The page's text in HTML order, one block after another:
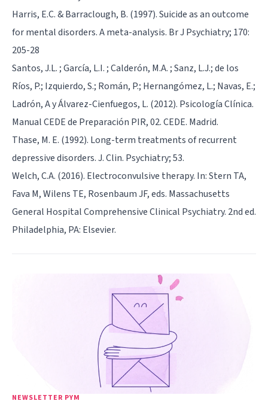
Harris, E.C. & Barraclough, B. (1997). Suicide as an outcome
for mental disorders. A meta-analysis. Br J Psychiatry; 170:
205-28
Santos, J.L. ; García, L.I. ; Calderón, M.A. ; Sanz, L.J.; de los
Ríos, P.; Izquierdo, S.; Román, P.; Hernangómez, L.; Navas, E.;
Ladrón, A y Álvarez-Cienfuegos, L. (2012). Psicología Clínica.
Manual CEDE de Preparación PIR, 02. CEDE. Madrid.
Thase, M. E. (1992). Long-term treatments of recurrent
depressive disorders. J. Clin. Psychiatry; 53.
Welch, C.A. (2016). Electroconvulsive therapy. In: Stern TA,
Fava M, Wilens TE, Rosenbaum JF, eds. Massachusetts
General Hospital Comprehensive Clinical Psychiatry. 2nd ed.
Philadelphia, PA: Elsevier.
NEWSLETTER PYM